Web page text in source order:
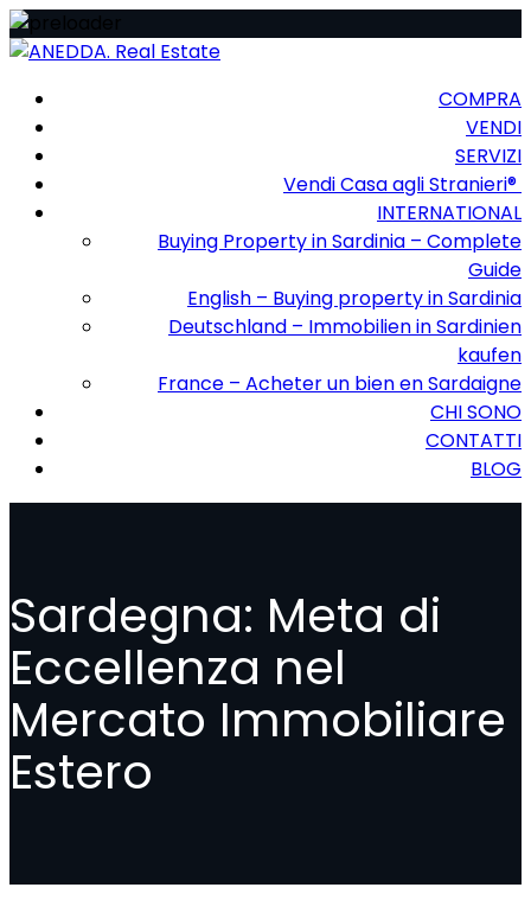
COMPRA
VENDI
SERVIZI
Vendi Casa agli Stranieri®
INTERNATIONAL
Buying Property in Sardinia – Complete
Guide
English – Buying property in Sardinia
Deutschland – Immobilien in Sardinien
kaufen
France – Acheter un bien en Sardaigne
CHI SONO
CONTATTI
BLOG
Sardegna: Meta di
Eccellenza nel
Mercato Immobiliare
Estero